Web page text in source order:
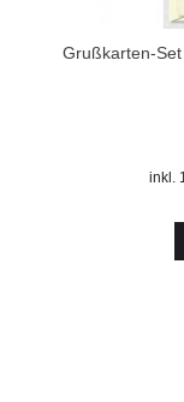
Grußkarten-
inkl.